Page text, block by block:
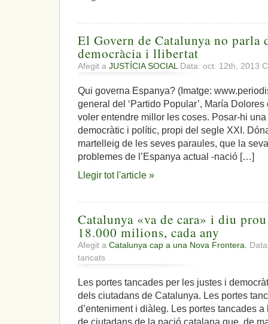
El Govern de Catalunya no parla
democràcia i llibertat
Afegit a JUSTÍCIA SOCIAL Data: oct. 12th, 2013
Qui governa Espanya? (Imatge:
general del ‘Partido Popular’, María
voler entendre millor les coses. Posar-hi una
democràtic i polític, propi del segle XXI.
martelleig de les seves paraules, que la
problemes de l’Espanya actual -nació […]
Llegir tot l'article »
Catalunya «va de cara» i diu
18.000 milions, cada any
Afegit a Catalunya cap a una Nova Frontera.
tancats
Catalunya
de
cara»
i
Les portes tancades per les justes i
dels ciutadans de Catalunya. Les portes
d’enteniment i diàleg. Les portes tancades